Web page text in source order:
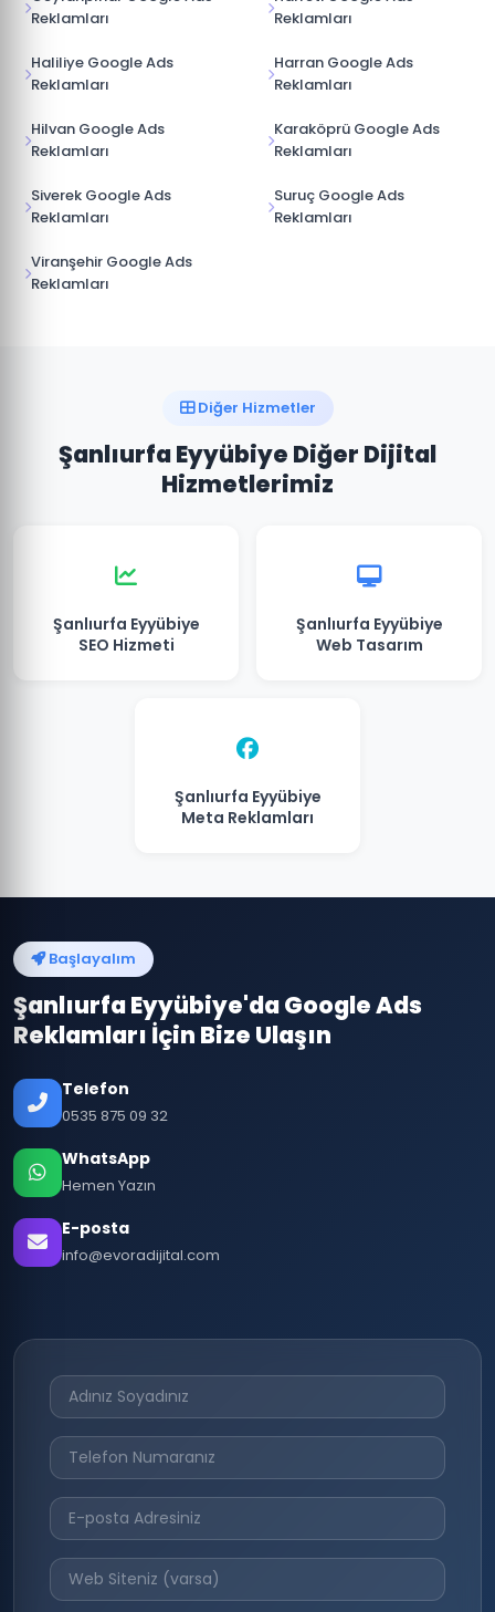
Reklamları
Reklamları
Haliliye Google Ads
Reklamları
Harran Google Ads
Reklamları
Hilvan Google Ads
Reklamları
Karaköprü Google Ads
Reklamları
Siverek Google Ads
Reklamları
Suruç Google Ads
Reklamları
Viranşehir Google Ads
Reklamları
Diğer Hizmetler
Şanlıurfa Eyyübiye Diğer Dijital
Hizmetlerimiz
Şanlıurfa Eyyübiye
SEO Hizmeti
Şanlıurfa Eyyübiye
Web Tasarım
Şanlıurfa Eyyübiye
Meta Reklamları
Başlayalım
Şanlıurfa Eyyübiye'da Google Ads
Reklamları İçin Bize Ulaşın
Telefon
0535 875 09 32
WhatsApp
Hemen Yazın
E-posta
info@evoradijital.com